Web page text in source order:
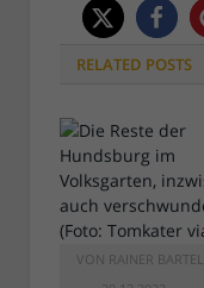
RELATED POSTS
VON RAINER BARTEL